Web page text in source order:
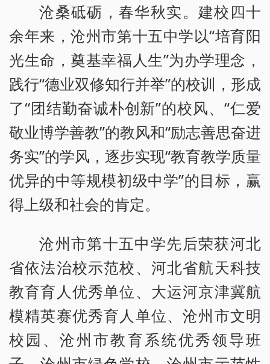
沧桑砥砺，春华秋实。建校四十
余年来，沧州市第十五中学以“培育阳
光生命，奠基幸福人生”为办学理念，
践行“德业双修知行并举”的校训，形成
了“团结勤奋诚朴创新”的校风、“仁爱
敬业博学善教”的教风和“励志善思奋进
务实”的学风，逐步实现“教育教学质量
优异的中等规模初级中学”的目标，赢
得上级和社会的肯定。
沧州市第十五中学先后荣获河北
省依法治校示范校、河北省航天科技
教育育人优秀单位、大运河京津冀航
模精英赛优秀育人单位、沧州市文明
校园、沧州市教育系统优秀领导班